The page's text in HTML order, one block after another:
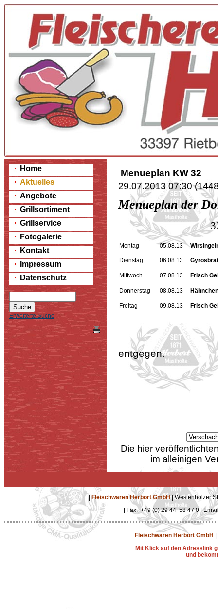
Home
Aktuelles
Angebote
Grillsortiment
Grillservice
Fotogalerie
Kontakt
Impressum
Datenschutz
Erweiterte Suche
Menueplan KW 32
29.07.2013 07:30(
Menueplan der
Montag 05.08.13
Dienstag 06.08.13
Mittwoch 07.08.13 Frisch
Donnerstag 08.08.13
Freitag 09.08.13 Frisch
Gerne
entgegen.
Die hier
im alleinigen
Fleischwaren Herbort GmbH| Westenholzer
| Fax: +49 (0) 29 44 58 47 0 |
Fleischwaren Herbort GmbH
Mit Klick auf den Adresslink
und